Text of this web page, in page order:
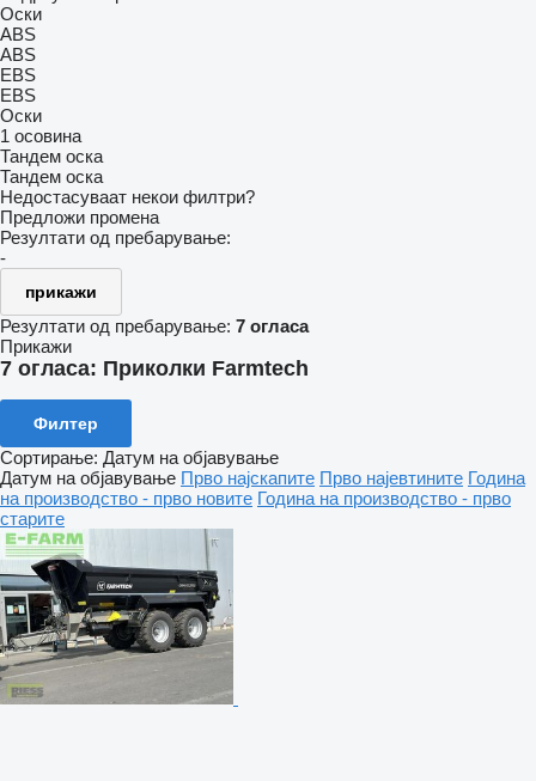
Оски
ABS
ABS
EBS
EBS
Оски
1 осовина
Тандем оска
Тандем оска
Недостасуваат некои филтри?
Предложи промена
Резултати од пребарување:
-
прикажи
Резултати од пребарување: 7 огласа
Прикажи
7 огласа: Приколки Farmtech
Филтер
Сортирање: Датум на објавување
Датум на објавување Прво најскапите Прво најевтините Година
на производство - прво новите Година на производство - прво
старите